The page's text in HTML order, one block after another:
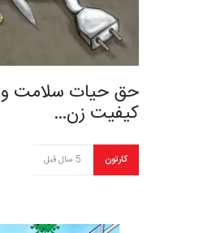
حق حیات سلامت و
کیفیت زن…
کارتون 5 سال قبل